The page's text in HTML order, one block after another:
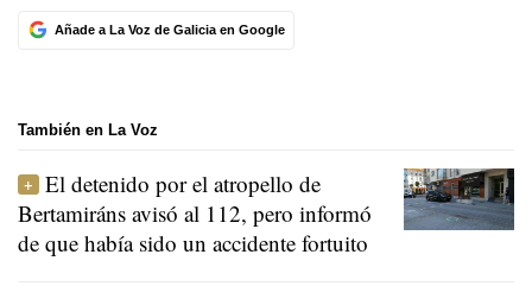
Añade a La Voz de Galicia en Google
También en La Voz
El detenido por el atropello de
Bertamiráns avisó al 112, pero informó
de que había sido un accidente fortuito